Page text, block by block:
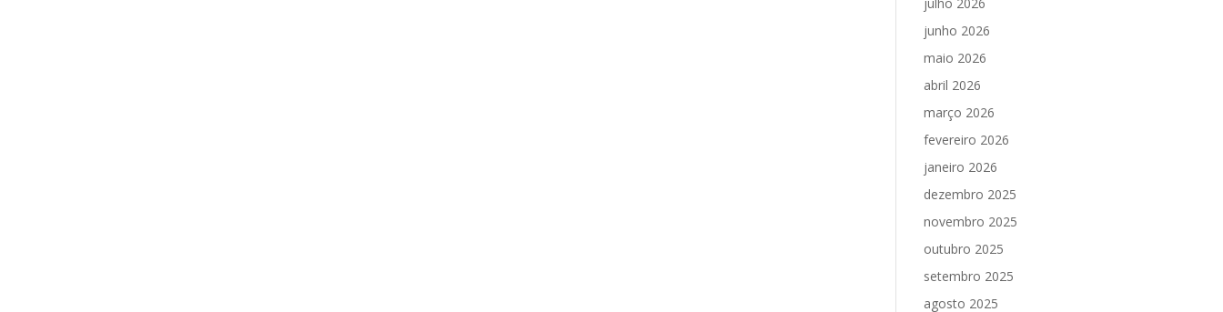
junho 2026
maio 2026
abril 2026
março 2026
fevereiro 2026
janeiro 2026
dezembro 2025
novembro 2025
outubro 2025
setembro 2025
agosto 2025